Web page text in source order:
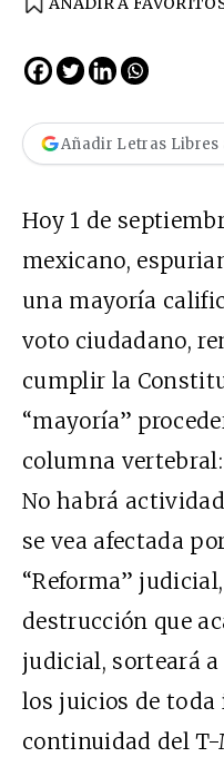
Añadir Letras Libres
Hoy 1 de
mexicano,
una mayoría
voto ciudadano,
cumplir la
“mayoría”
columna
No habrá
se vea afectada
“Reforma”
destrucción que
judicial, sorteará
los juicios de toda
continuidad del T-